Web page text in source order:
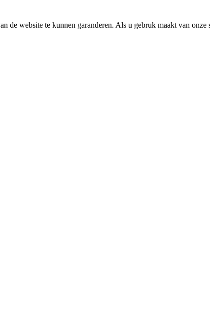
de website te kunnen garanderen. Als u gebruk maakt van onze